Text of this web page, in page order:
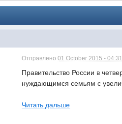
Отправлено01 October 2015 - 04:31
Правительство России в
нуждающимся семьям с
Читать дальше